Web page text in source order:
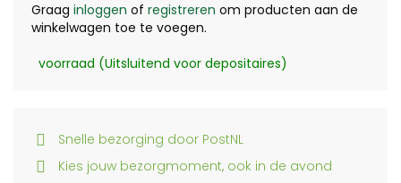
Graag inloggen of registreren om producten aan de
winkelwagen toe te voegen.
voorraad (Uitsluitend voor depositaires)
Snelle bezorging door PostNL
Kies jouw bezorgmoment, ook in de avond